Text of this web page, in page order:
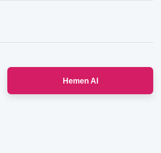
Hemen Al